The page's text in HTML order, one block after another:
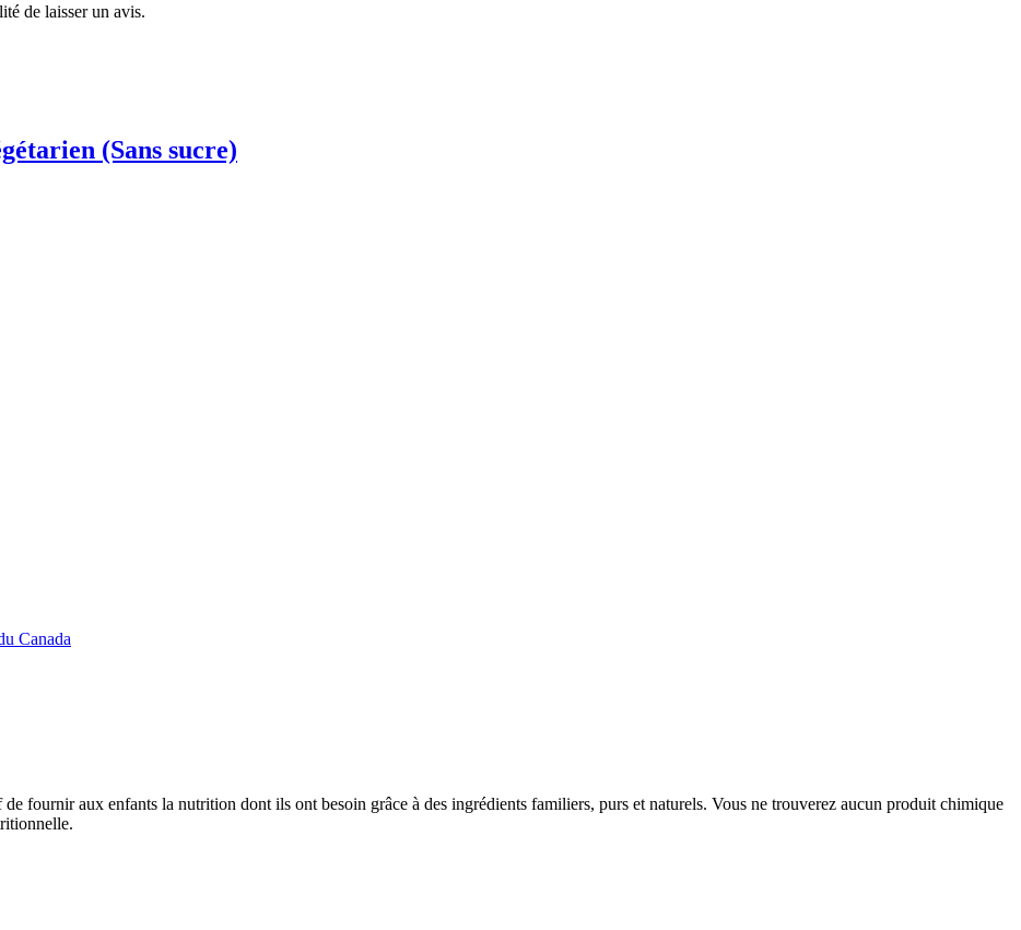
de laisser un avis.
(Sans sucre)
Canada
fournir aux enfants la nutrition dont ils ont besoin grâce à des ingrédients familiers, purs et naturels. Vous ne trouverez aucun produit chimique